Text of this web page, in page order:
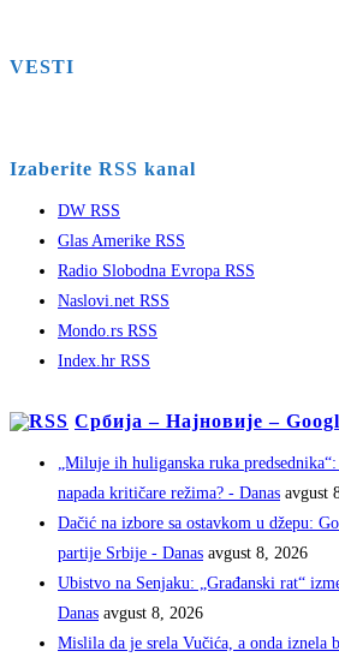
VESTI
Izaberite RSS kanal
DW RSS
Glas Amerike RSS
Radio Slobodna Evropa RSS
Naslovi.net RSS
Mondo.rs RSS
Index.hr RSS
Србија – Најновије –
„Miluje ih huliganska ruka
napada kritičare režima? - Danas avgust
Dačić na izbore sa ostavkom u džepu:
partije Srbije - Danas avgust 8, 2026
Ubistvo na Senjaku: „Građanski rat“
Danas avgust 8, 2026
Mislila da je srela Vučića, a onda iznela